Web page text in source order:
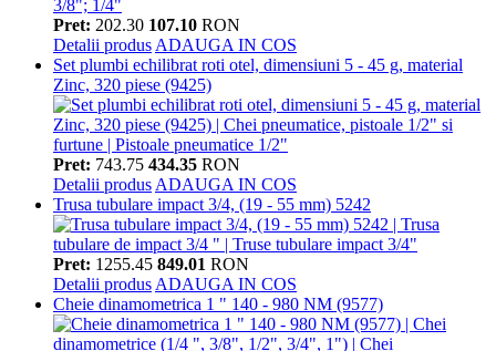
Pret: 202.30 107.10 RON
Detalii produs ADAUGA IN COS
Set plumbi echilibrat roti otel, dimensiuni 5 - 45 g, material
Zinc, 320 piese (9425)
Pret: 743.75 434.35 RON
Detalii produs ADAUGA IN COS
Trusa tubulare impact 3/4, (19 - 55 mm) 5242
Pret: 1255.45 849.01 RON
Detalii produs ADAUGA IN COS
Cheie dinamometrica 1 " 140 - 980 NM (9577)